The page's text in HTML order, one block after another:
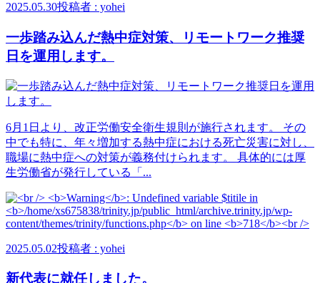
2025.05.30投稿者 : yohei
一歩踏み込んだ熱中症対策、リモートワーク推奨
日を運用します。
6月1日より、改正労働安全衛生規則が施行されます。 その
中でも特に、年々増加する熱中症における死亡災害に対し、
職場に熱中症への対策が義務付けられます。 具体的には厚
生労働省が発行している「...
2025.05.02投稿者 : yohei
新代表に就任しました。